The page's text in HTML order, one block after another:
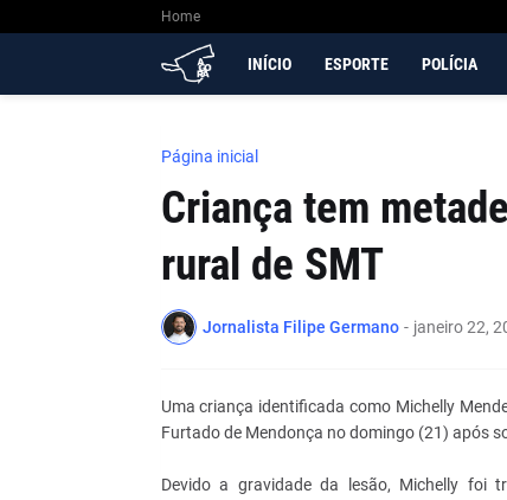
Home
INÍCIO ESPORTE POLÍCIA
Página inicial
Criança tem
rural de SMT
Jornalista Filipe Germano - janeiro 22,
Uma criança identificada como Michelly
Furtado de Mendonça no domingo (21) após
Devido a gravidade da lesão, Michelly foi